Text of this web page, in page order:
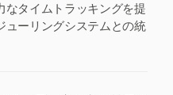
なタイムトラッキングを提
ューリングシステムとの統